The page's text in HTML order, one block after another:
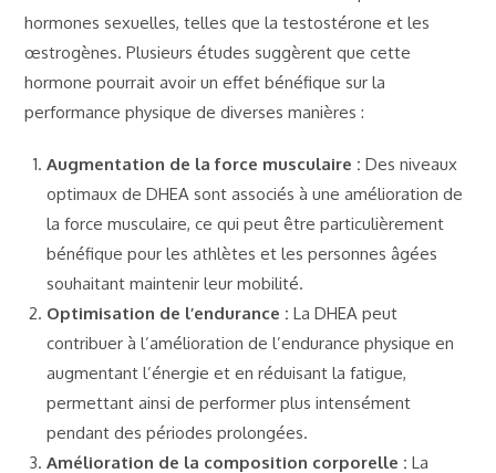
hormones sexuelles, telles que la testostérone et les
œstrogènes. Plusieurs études suggèrent que cette
hormone pourrait avoir un effet bénéfique sur la
performance physique de diverses manières :
Augmentation de la force musculaire : Des niveaux
optimaux de DHEA sont associés à une amélioration de
la force musculaire, ce qui peut être particulièrement
bénéfique pour les athlètes et les personnes âgées
souhaitant maintenir leur mobilité.
Optimisation de l’endurance : La DHEA peut
contribuer à l’amélioration de l’endurance physique en
augmentant l’énergie et en réduisant la fatigue,
permettant ainsi de performer plus intensément
pendant des périodes prolongées.
Amélioration de la composition corporelle : La